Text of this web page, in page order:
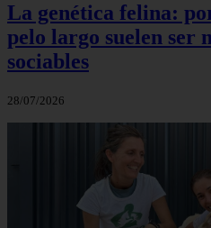
La genética felina:
pelo largo suelen ser
sociables
28/07/2026